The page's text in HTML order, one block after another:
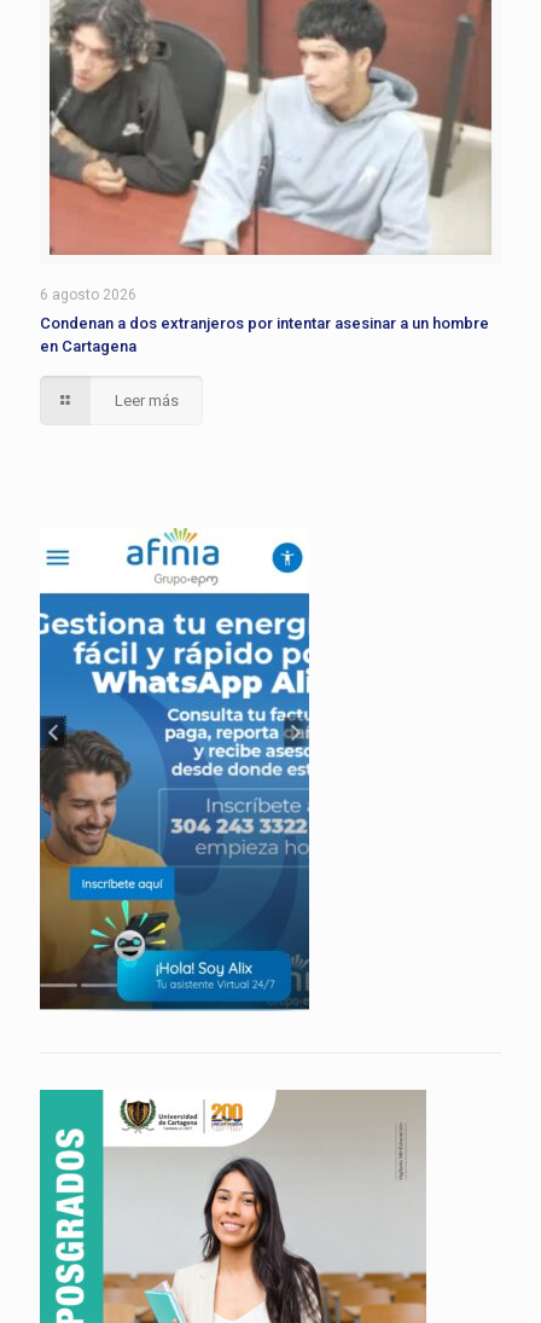
6 agosto 2026
Condenan a dos extranjeros por intentar asesinar a un hombre
en Cartagena
Leer más